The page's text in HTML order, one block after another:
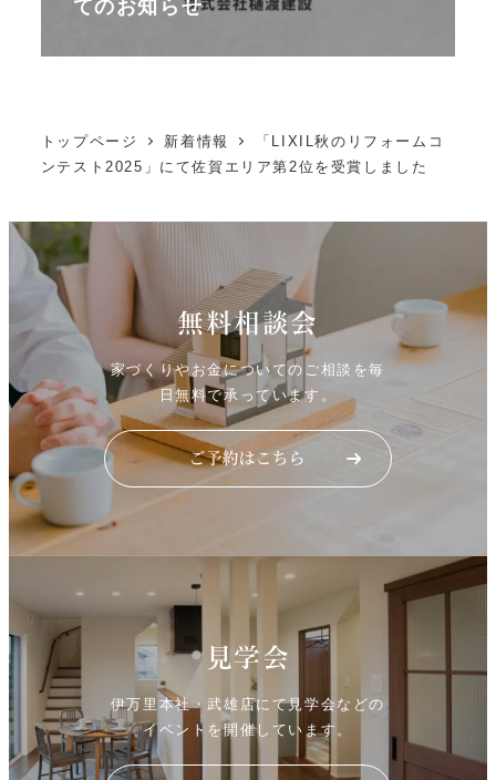
てのお知らせ
トップページ 新着情報
「LIXIL秋のリフォームコ
ンテスト2025」にて佐賀エリア第2位を受賞しました
無料相談会
家づくりやお金についてのご相談を毎
日無料で承っています。
見学会
伊万里本社・武雄店にて見学会などの
イベントを開催しています。